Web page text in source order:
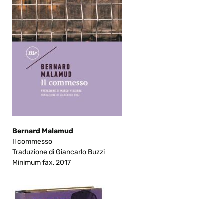
Bernard Malamud
Il commesso
Traduzione di Giancarlo Buzzi
Minimum fax, 2017